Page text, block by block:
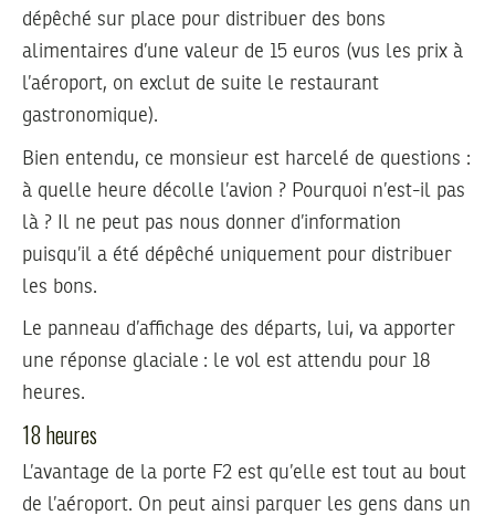
dépêché sur place pour distribuer des bons
alimentaires d’une valeur de 15 euros (vus les prix à
l’aéroport, on exclut de suite le restaurant
gastronomique).
Bien entendu, ce monsieur est harcelé de questions :
à quelle heure décolle l’avion ? Pourquoi n’est-il pas
là ? Il ne peut pas nous donner d’information
puisqu’il a été dépêché uniquement pour distribuer
les bons.
Le panneau d’affichage des départs, lui, va apporter
une réponse glaciale : le vol est attendu pour 18
heures.
18 heures
L’avantage de la porte F2 est qu’elle est tout au bout
de l’aéroport. On peut ainsi parquer les gens dans un